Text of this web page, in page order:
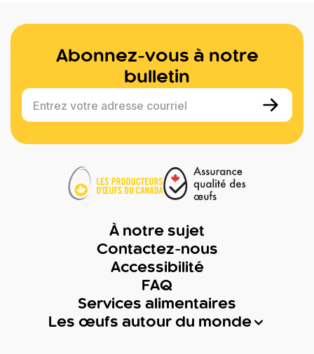
Abonnez-vous à notre
bulletin
Entrez votre adresse courriel
À notre sujet
Contactez-nous
Accessibilité
FAQ
Services alimentaires
Les œufs autour du monde